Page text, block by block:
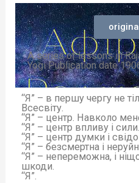
A series of lessons in
Yogi Publication date
“Я” – в першу чергу не
Всесвіту.
“Я” – центр. Навколо
“Я” – центр впливу і сили.
“Я” – центр думки і
“Я” – безсмертна і
“Я” – непереможна, і
шкоди.
“Я”.